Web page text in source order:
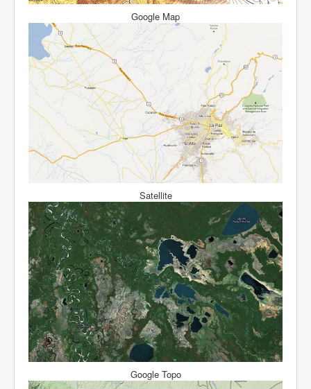
Google Map
Satellite
Google Topo